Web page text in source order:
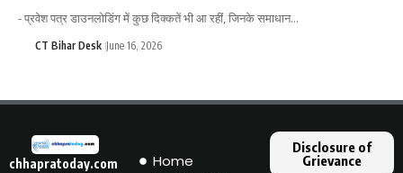
- प्रवेश पत्र डाउनलोडिंग में कुछ दिक्कतें भी आ रहीं, जिनके समाधान…
CT Bihar Desk June 16, 2026
chhapratoday.com
Home
Disclosure of
Grievance